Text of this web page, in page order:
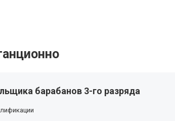
барабанов 3-го разряда